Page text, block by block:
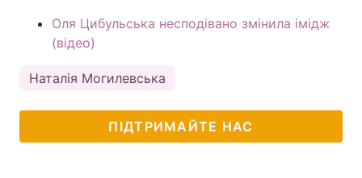
Оля Цибульська несподівано змінила імідж
(відео)
Наталія Могилевська
ПІДТРИМАЙТЕ НАС